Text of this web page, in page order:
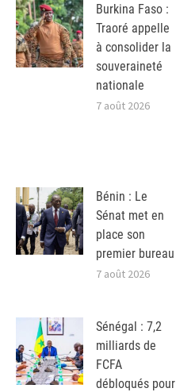
Burkina Faso :
Traoré appelle
à consolider la
souveraineté
nationale
7 août 2026
Bénin : Le
Sénat met en
place son
premier bureau
7 août 2026
Sénégal : 7,2
milliards de
FCFA
débloqués pour